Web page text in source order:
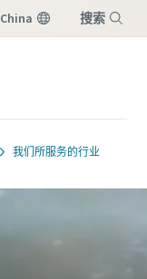
China 搜索
我们所服务的行业